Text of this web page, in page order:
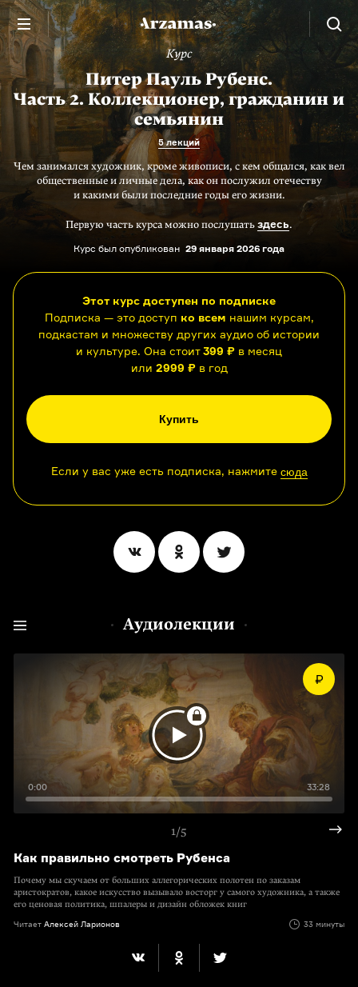
Курс
Питер Пауль Рубенс.
Часть 2. Коллекционер, гражданин и
семьянин
5 лекций
Чем занимался художник, кроме живописи, с кем общался, как вел
общественные и личные дела, как он послужил отечеству
и какими были последние годы его жизни.
Первую часть курса можно послушатьздесь.
Курс был опубликован 29 января 2026 года
Этот курс доступен по подписке
Подписка — это доступ ко всем нашим курсам,
подкастам и множеству других аудио об истории
и культуре. Она стоит399 ₽ в месяц
или 2999 ₽в год
Купить
Если у вас уже есть подписка, нажмите сюда
Аудиолекции
0:00 33:28
1/5
Как правильно смотреть Рубенса
Почему мы скучаем от больших аллегорических полотен по заказам
аристократов, какое искусство вызывало восторг у самого художника, а также
его ценовая политика, шпалеры и дизайн обложек книг
Читает Алексей Ларионов 33 минуты